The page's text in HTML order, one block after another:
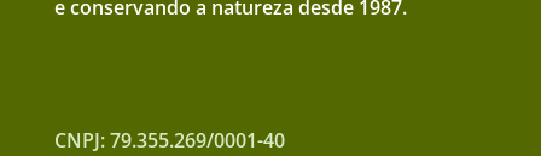
e conservando a natureza desde 1987.
CNPJ: 79.355.269/0001-40